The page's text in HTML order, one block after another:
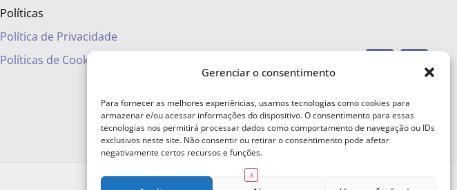
Gerenciar o consentimento
Para fornecer as melhores experiências, usamos tecnologias como cookies para
armazenar e/ou acessar informações do dispositivo. O consentimento para essas
tecnologias nos permitirá processar dados como comportamento de navegação ou IDs
exclusivos neste site. Não consentir ou retirar o consentimento pode afetar
negativamente certos recursos e funções.
Políticas
Política de Privacidade
Políticas de Cookies
X